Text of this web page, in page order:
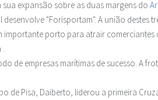
sua expansão sobre as duas margens do
desenvolve "Forisportam". A união
importante porto para atrair
de empresas marítimas de sucesso. A
de Pisa, Daiberto, liderou a primeira